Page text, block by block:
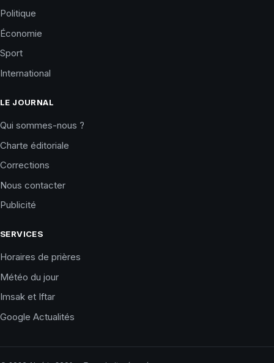
Politique
Économie
Sport
International
LE JOURNAL
Qui sommes-nous ?
Charte éditoriale
Corrections
Nous contacter
Publicité
SERVICES
Horaires de prières
Météo du jour
Imsak et Iftar
Google Actualités